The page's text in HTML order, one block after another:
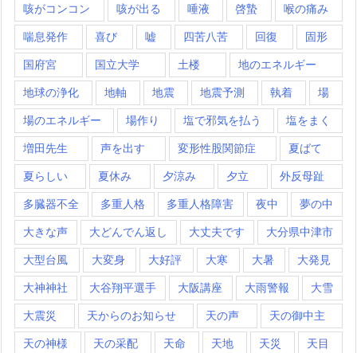
咳がコンコン 咳が出る 唾液 啓蟄 喉の痛み
喘息発作 喜び 嘘 四苦八苦 回復 固形
国府宮 国立大学 土楼 地のエネルギー
地球の浄化 地軸 地震 地震予測 執着 場
場のエネルギー 場作り 塩で邪気を払う 塩をまく
増田先生 声を出す 変形性股関節症 夏ばて
夏らしい 夏休み 夕涼み 夕立 外反母趾
多臓器不全 多重人格 多重人格障害 夜中 夢の中
大きな声 大どんでん返し 大丈夫です 大分県中津市
大型台風 大変身 大好評 大寒 大暑 大発見
大神神社 大谷翔平選手 大阪講座 大雨警報 大雪
大震災 天からのお知らせ 天の声 天の御中主
天の神様 天の采配 天命 天地 天災 天目